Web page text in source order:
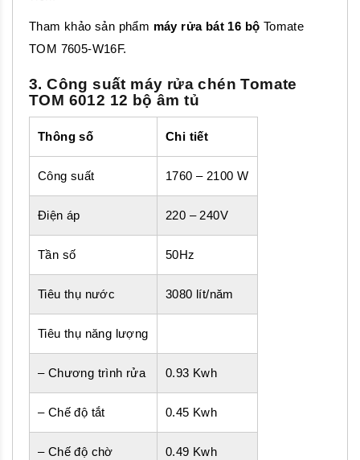
Tham khảo sản phẩm máy rửa bát 16 bộ Tomate
TOM 7605-W16F.
3. Công suất máy rửa chén Tomate
TOM 6012 12 bộ âm tủ
Thông số Chi tiết
Công suất 1760 – 2100 W
Điện áp 220 – 240V
Tần số 50Hz
Tiêu thụ nước 3080 lít/năm
Tiêu thụ năng lượng
– Chương trình rửa 0.93 Kwh
– Chế độ tắt 0.45 Kwh
– Chế độ chờ 0.49 Kwh